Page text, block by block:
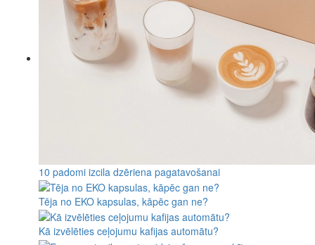
10 padomi izcila dzēriena pagatavošanai
Tēja no EKO kapsulas, kāpēc gan ne?
Kā izvēlēties ceļojumu kafijas automātu?